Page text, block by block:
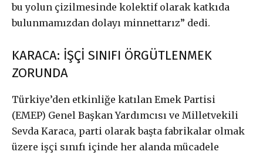
£50 / yıllık ABONE OL
£100 / yıllık ABONE OL
bu yolun çizilmesinde kolektif olarak katkıda
bulunmamızdan dolayı minnettarız” dedi.
KARACA: İŞÇİ SINIFI ÖRGÜTLENMEK
ZORUNDA
Türkiye’den etkinliğe katılan Emek Partisi
(EMEP) Genel Başkan Yardımcısı ve Milletvekili
Sevda Karaca, parti olarak başta fabrikalar olmak
üzere işçi sınıfı içinde her alanda mücadele